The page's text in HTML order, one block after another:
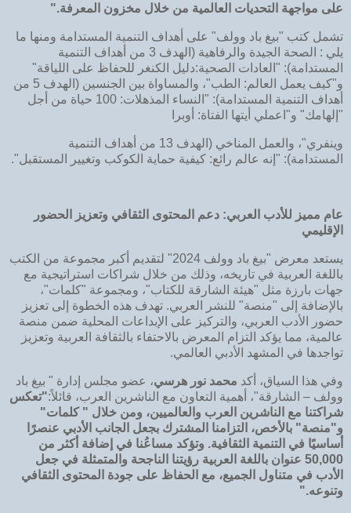
على مواجهة التحديات العالمية من خلال مخزون المعرفة."
تشمل كتب "بيغ باد وولف" على أهداف التنمية المستدامة ومنها ما
يلي : الصحة الجيدة والرفاهية (الهدف 3 من أهداف التنمية
المستدامة): "العادات الصحية:دليل الكنغر للحفاظ على اللياقة"
و"كيف يعمل العالم: الطب"، والمساواة بين الجنسين (الهدف 5 من
أهداف التنمية المستدامة): "النساء المذهلات: 100 حياة من أجل
"إلهامك" و"اعملي أيتها الفتاة: أوبرا
وينفري"، والعمل المناخي (الهدف 13 من أهداف التنمية
المستدامة): "إنه عالم رائع: كيفية حماية الكوكب وتغيير المستقبل".
عام مميز للأدب العربي: دعم المحتوى الثقافي وتعزيز الحضور
الإقليمي
يستعد معرض "بيغ باد وولف 2024" لتقديم أكبر مجموعة من الكتب
باللغة العربية في تاريخه، وذلك من خلال شراكات استراتيجية مع
جهات بارزة مثل "هيئة الشارقة للكتاب"، ومجموعة "كلمات"،
بالإضافة إلى "منصة" للنشر العربي. تهدف هذه الخطوة إلى تعزيز
حضور الأدب العربي، والتركيز على الإبداعات المحلية ضمن منصة
عالمية، مما يؤكد التزام المعرض بالاحتفاء بالثقافة العربية وتعزيز
تواجدها في المشهد الأدبي العالمي.
وفي هذا السياق، أكد محمد نور هرسي، عضو مجلس إدارة " بيغ باد
وولف – الشارقة"، أهمية التعاون مع الناشرين العرب، قائلاً:"تعكس
شراكتنا مع الناشرين العرب والعالميين، ومن خلال " كلمات"
و"منصة" بالأخص، التزامنا المشترك بجعل الجانب الأدبي عنصرًا
أساسيًا في التنمية الثقافية. وتؤكد مساعُنا في إضافة أكثر من
50,000 عنوان باللغة العربية رؤيتنا الناجحة والمتمثلة في جعل
الأدب في متناول الجميع، مع الحفاظ على جودة المحتوى الثقافي
وتنوعه."